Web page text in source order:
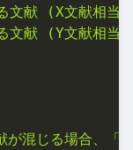
文献
(X文献相当)
文献
(Y文献相当)
が混じる場合、「